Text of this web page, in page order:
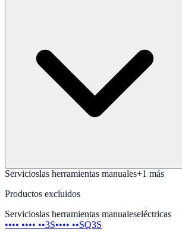
Servicioslas herramientas manuales+1 más
Productos excluidos
Servicioslas herramientas manualeseléctricas
•••• •••• ••3S•••• ••SQ3S